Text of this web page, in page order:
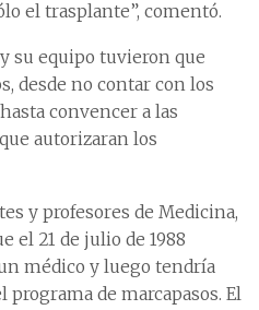
el trasplante”, comentó.
su equipo tuvieron que
desde no contar con los
convencer a las
autorizaran los
y profesores de Medicina,
el 21 de julio de 1988
médico y luego tendría
de marcapasos. El